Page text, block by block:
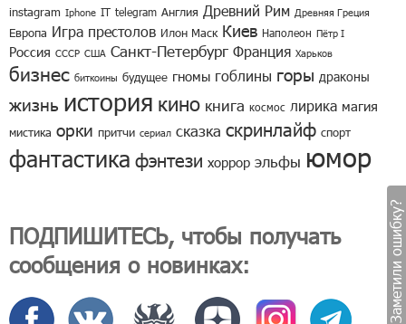
instagram Iphone IT telegram Англия Древний Рим Древняя Греция
Европа Игра престолов Илон Маск Киев Наполеон Пётр I
Россия СССР США Санкт-Петербург Франция Харьков
бизнес биткоины будущее гномы гоблины горы драконы
жизнь история кино книга космос лирика магия
мистика орки притчи сериал сказка скринлайф спорт
фантастика фэнтези хоррор эльфы юмор
ПОДПИШИТЕСЬ, чтобы получать
сообщения о новинках:
Заметили ошибку?